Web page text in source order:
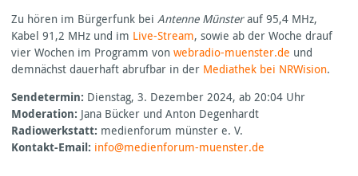
Zu hören im Bürgerfunk bei Antenne Münsterauf 95,4 MHz,
Kabel 91,2 MHz und im Live-Stream, sowie ab der Woche drauf
vier Wochen im Programm von webradio-muenster.de und
demnächst dauerhaft abrufbar in der Mediathek bei NRWision.
Sendetermin: Dienstag, 3. Dezember 2024, ab 20:04 Uhr
Moderation: Jana Bücker und Anton Degenhardt
Radiowerkstatt: medienforum münster e. V.
Kontakt-Email: info@medienforum-muenster.de